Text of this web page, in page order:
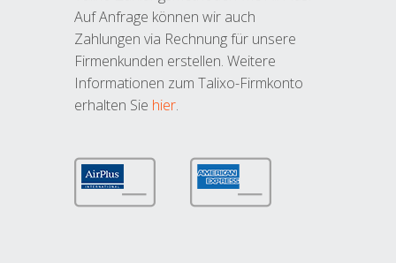
Auf Anfrage können wir auch
Zahlungen via Rechnung für unsere
Firmenkunden erstellen. Weitere
Informationen zum Talixo-Firmkonto
erhalten Sie hier.